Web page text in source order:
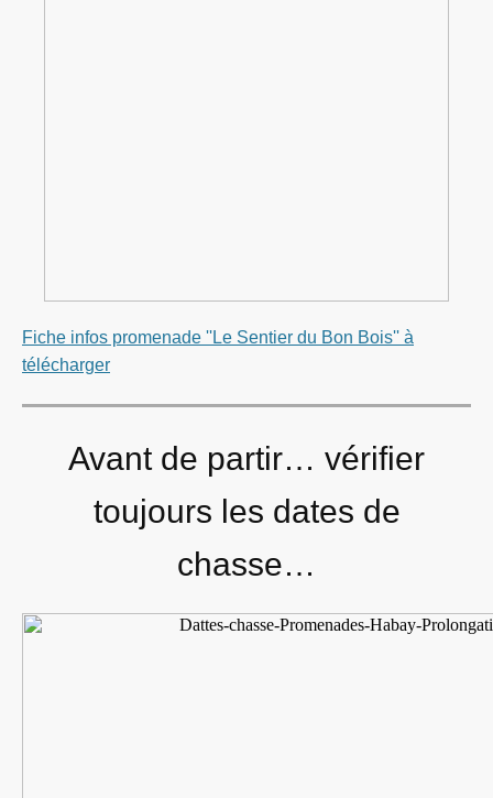
Fiche infos promenade ''Le Sentier du Bon Bois'' à
télécharger
Avant de partir… vérifier
toujours les dates de
chasse…